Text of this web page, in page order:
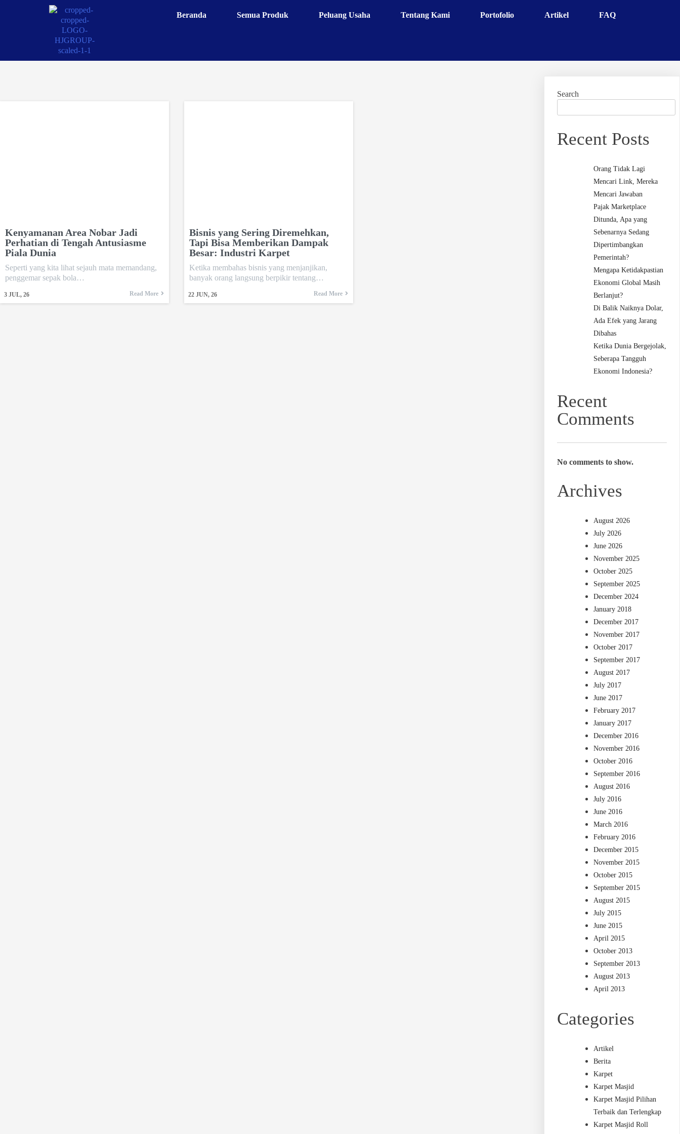
Beranda Semua Produk Peluang Usaha Tentang Kami Portofolio Artikel FAQ
Kenyamanan Area Nobar Jadi
Perhatian di Tengah Antusiasme
Piala Dunia
3 JUL, 26
Seperti yang kita lihat sejauh mata memandang,
penggemar sepak bola…
Read More
Bisnis yang Sering Diremehkan,
Tapi Bisa Memberikan Dampak
Besar: Industri Karpet
22 JUN, 26
Ketika membahas bisnis yang menjanjikan,
banyak orang langsung berpikir tentang…
Read More
Search
Recent Posts
Orang Tidak Lagi
Mencari Link, Mereka
Mencari Jawaban
Pajak Marketplace
Ditunda, Apa yang
Sebenarnya Sedang
Dipertimbangkan
Pemerintah?
Mengapa Ketidakpastian
Ekonomi Global Masih
Berlanjut?
Di Balik Naiknya Dolar,
Ada Efek yang Jarang
Dibahas
Ketika Dunia Bergejolak,
Seberapa Tangguh
Ekonomi Indonesia?
Recent
Comments
No comments to show.
Archives
August 2026
July 2026
June 2026
November 2025
October 2025
September 2025
December 2024
January 2018
December 2017
November 2017
October 2017
September 2017
August 2017
July 2017
June 2017
February 2017
January 2017
December 2016
November 2016
October 2016
September 2016
August 2016
July 2016
June 2016
March 2016
February 2016
December 2015
November 2015
October 2015
September 2015
August 2015
July 2015
June 2015
April 2015
October 2013
September 2013
August 2013
April 2013
Categories
Artikel
Berita
Karpet
Karpet Masjid
Karpet Masjid Pilihan
Terbaik dan Terlengkap
Karpet Masjid Roll